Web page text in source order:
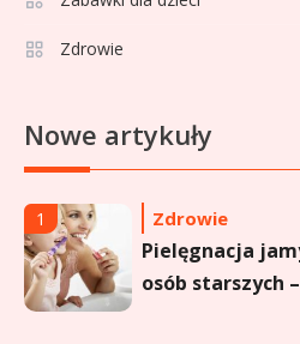
Zdrowie
Nowe artykuły
6
aktorce i jej
1 Zdrowie
Pielęgnacja
osób starszych